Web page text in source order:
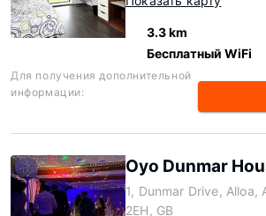
3.3 km
Бесплатный WiFi
Для получения дополнительной
информации:
Oyo Dunmar
1, Dunmar Drive, Alloa,
2EH, GB